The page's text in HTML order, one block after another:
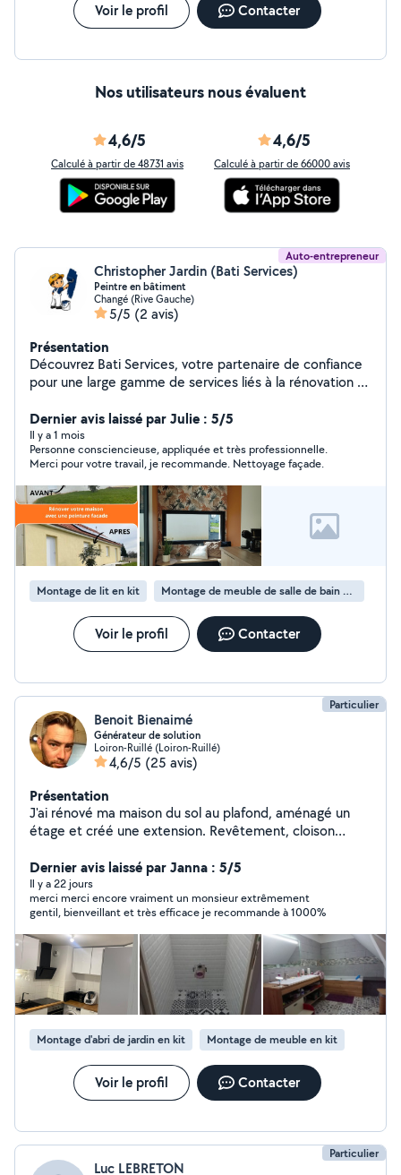
Voir le profil Contacter
Nos utilisateurs nous évaluent
4,6/5
Calculé à partir de 48731 avis
4,6/5
Calculé à partir de 66000 avis
Auto-entrepreneur
Christopher Jardin (Bati Services)
Peintre en bâtiment
Changé (Rive Gauche)
5/5 (2 avis)
Présentation
Découvrez Bati Services, votre partenaire de confiance
pour une large gamme de services liés à la rénovation et
nettoyage façade maison, nettoyage toiture peinture
hydro extérieur, peinture intérieur déco bricolage. -
Intervention pour réparation gouttière et toiture
changement d'ardoise ou tuile ainsi que des petits
travaux de charpente. - Nettoyage gouttière, panneau
solaire, vélux, fenêtre, baie vitré, terrasse, bâtiment
J'offre d'autres services dans ma description avec les
compétences requises. Comptez sur moi pour des
interventions efficaces, faites appel à Bati Services pour
des travaux fiables et soignés.
Dernier avis laissé par Julie : 5/5
Il y a 1 mois
Personne consciencieuse, appliquée et très professionnelle.
Merci pour votre travail, je recommande. Nettoyage façade.
Montage de lit en kit Montage de meuble de salle de bain en kit
Voir le profil Contacter
Particulier
Benoit Bienaimé
Générateur de solution
Loiron-Ruillé (Loiron-Ruillé)
4,6/5 (25 avis)
Présentation
J'ai rénové ma maison du sol au plafond, aménagé un
étage et créé une extension. Revêtement, cloison
savoir-faire. J'ai appris aussi, que le conseil est
important. Rien n'est impossible, mais pas n'importe
comment.
Dernier avis laissé par Janna : 5/5
Il y a 22 jours
merci merci encore vraiment un monsieur extrêmement
gentil, bienveillant et très efficace je recommande à 1000%
Montage d'abri de jardin en kit Montage de meuble en kit
Voir le profil Contacter
Particulier
Luc LEBRETON